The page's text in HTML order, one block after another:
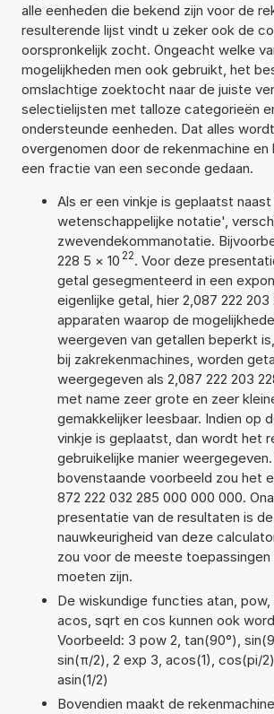
alle eenheden die bekend zijn voor de
resulterende lijst vindt u zeker ook de
oorspronkelijk zocht. Ongeacht welke
mogelijkheden men ook gebruikt, het
omslachtige zoektocht naar de juiste
selectielijsten met talloze categorieën
ondersteunde eenheden. Dat alles
overgenomen door de rekenmachine
een fractie van een seconde gedaan.
Als er een vinkje is geplaatst
wetenschappelijke notatie',
zwevendekommanotatie.
228 5 × 10 22. Voor deze
getal gesegmenteerd in een
eigenlijke getal, hier 2,087 222 203
apparaten waarop de
weergeven van getallen beperkt
bij zakrekenmachines, worden
weergegeven als 2,087 222 203
met name zeer grote en zeer
gemakkelijker leesbaar. Indien op
vinkje is geplaatst, dan wordt het
gebruikelijke manier
bovenstaande voorbeeld zou het
872 222 032 285 000 000 000.
presentatie van de resultaten is
nauwkeurigheid van deze
zou voor de meeste toepassingen
moeten zijn.
De wiskundige functies atan, pow,
acos, sqrt en cos kunnen ook
Voorbeeld: 3 pow 2, tan(90°),
sin(π/2), 2 exp 3, acos(1), cos(pi/
asin(1/2)
Bovendien maakt de